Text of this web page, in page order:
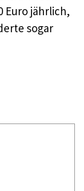
Euro jährlich,
sogar